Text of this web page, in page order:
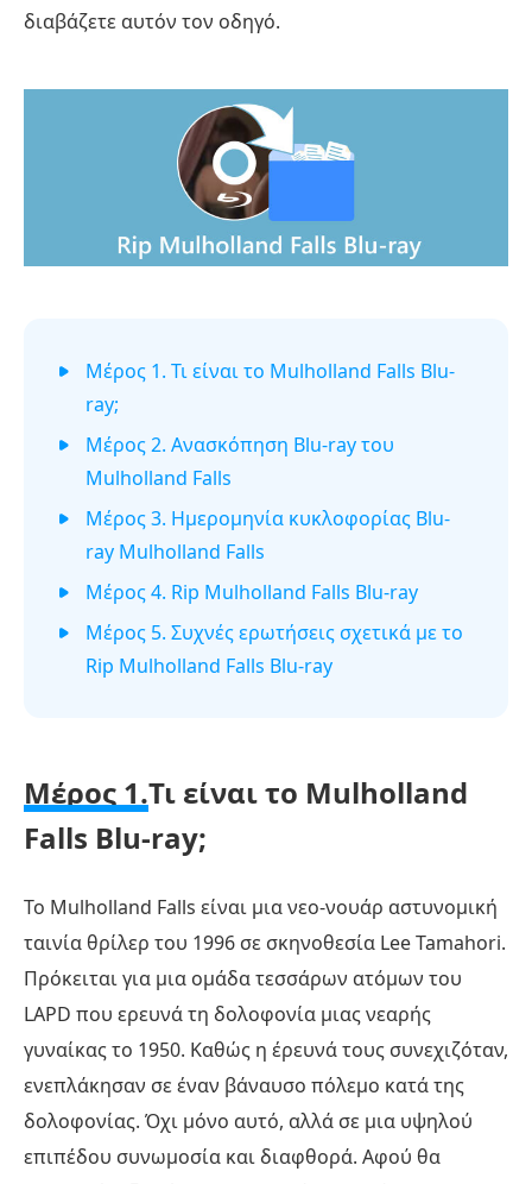
διαβάζετε αυτόν τον οδηγό.
Μέρος 1. Τι είναι το Mulholland Falls Blu-
ray;
Μέρος 2. Ανασκόπηση Blu-ray του
Mulholland Falls
Μέρος 3. Ημερομηνία κυκλοφορίας Blu-
ray Mulholland Falls
Μέρος 4. Rip Mulholland Falls Blu-ray
Μέρος 5. Συχνές ερωτήσεις σχετικά με το
Rip Mulholland Falls Blu-ray
Μέρος 1.Τι είναι το Mulholland
Falls Blu-ray;
Το Mulholland Falls είναι μια νεο-νουάρ αστυνομική
ταινία θρίλερ του 1996 σε σκηνοθεσία Lee Tamahori.
Πρόκειται για μια ομάδα τεσσάρων ατόμων του
LAPD που ερευνά τη δολοφονία μιας νεαρής
γυναίκας το 1950. Καθώς η έρευνά τους συνεχιζόταν,
ενεπλάκησαν σε έναν βάναυσο πόλεμο κατά της
δολοφονίας. Όχι μόνο αυτό, αλλά σε μια υψηλού
επιπέδου συνωμοσία και διαφθορά. Αφού θα